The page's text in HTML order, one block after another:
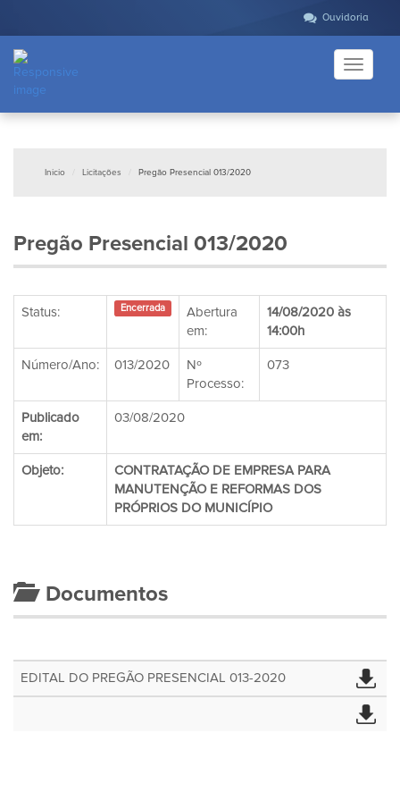
Ouvidoria
Toggle
Inicio Licitações Pregão Presencial 013/2020
Pregão Presencial 013/2020
Status: Encerrada
Abertura
em:
14/08/2020 às
14:00h
Número/Ano: 013/2020
Nº
Processo:
073
Publicado
em:
03/08/2020
Objeto:
CONTRATAÇÃO DE EMPRESA PARA
MANUTENÇÃO E REFORMAS DOS
PRÓPRIOS DO MUNICÍPIO
Documentos
EDITAL DO PREGÃO PRESENCIAL 013-2020